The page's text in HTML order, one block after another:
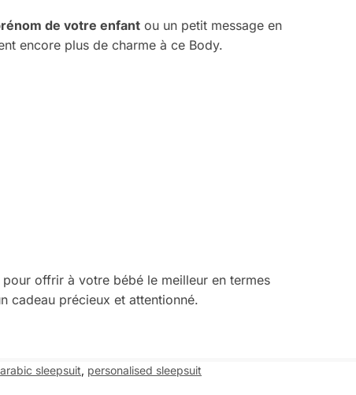
de votre enfant ou un petit message en
encore plus de charme à ce Body.
offrir à votre bébé le meilleur en termes
cadeau précieux et attentionné.
arabic sleepsuit, personalised sleepsuit